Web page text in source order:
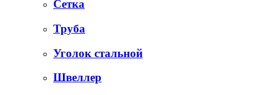
Сетка
Труба
Уголок стальной
Швеллер